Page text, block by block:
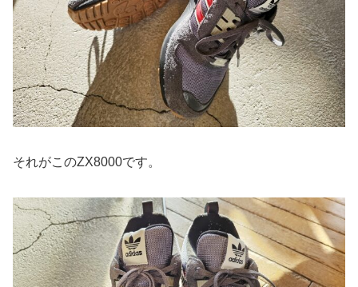
それがこのZX8000です。